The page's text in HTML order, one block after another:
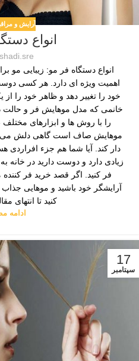
آرایش و
انواع
shadi.sre
انواع دستگاه فر مو: زیبایی مو
اهمیت ویژه ای دارد. هر کسی
خود را تغییر دهد و ظاهر خود را از
خانمی که مدل موهایش فر و
را با روش ها و ابزارهای
موهایش صاف است گاهی دلش می
دار کند. آیا شما هم جزء افراردی
زیادی دارد و دوست دارید در خانه
فر کنید. اگر قصد خرید فر
آرایشگر خود باشید و موهایی
کنید تا انتهای
ادامه
17
سپتامبر